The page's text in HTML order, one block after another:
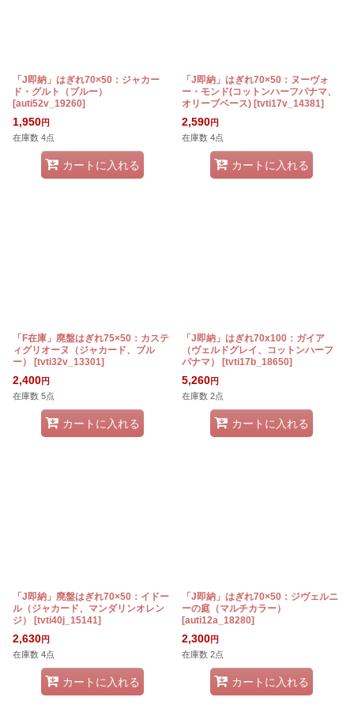
「J即納」はぎれ70×50：ジャカー
ド・グルト（ブルー）
[auti52v_19260]
1,950円
在庫数 4点
カートに入れる
「J即納」はぎれ70×50：ヌーヴォ
ー・モンド(コットンハーフパナマ、
オリーブベース) [tvti17v_14381]
2,590円
在庫数 4点
カートに入れる
「F在庫」廃盤はぎれ75×50：カステ
ィグリオーヌ（ジャカード、ブル
ー）
[tvti32v_13301]
2,400円
在庫数 5点
カートに入れる
「J即納」はぎれ70x100：ガイア
（ヴェルドグレイ、コットンハーフ
パナマ）
[tvti17b_18650]
5,260円
在庫数 2点
カートに入れる
「J即納」廃盤はぎれ70×50：イドー
ル（ジャカード、マンダリンオレン
ジ）
[tvti40j_15141]
2,630円
在庫数 4点
カートに入れる
「J即納」はぎれ70×50：ジヴェルニ
ーの庭（マルチカラー）
[auti12a_18280]
2,300円
在庫数 2点
カートに入れる